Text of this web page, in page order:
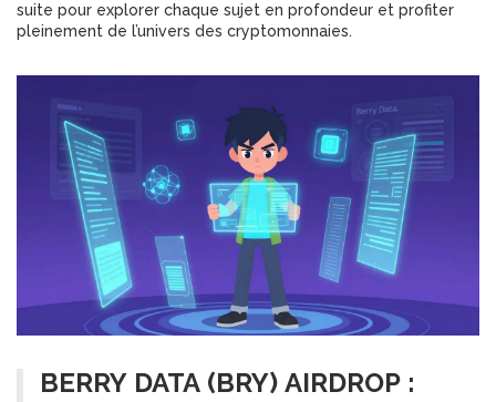
suite pour explorer chaque sujet en profondeur et profiter
pleinement de l’univers des cryptomonnaies.
BERRY DATA (BRY) AIRDROP :